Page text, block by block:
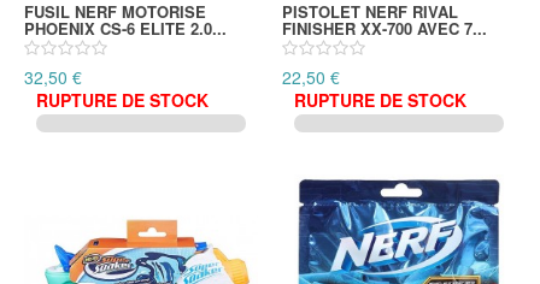
FUSIL NERF MOTORISE
PHOENIX CS-6 ELITE 2.0...
32,50 €
RUPTURE DE STOCK
PISTOLET NERF RIVAL
FINISHER XX-700 AVEC 7...
22,50 €
RUPTURE DE STOCK